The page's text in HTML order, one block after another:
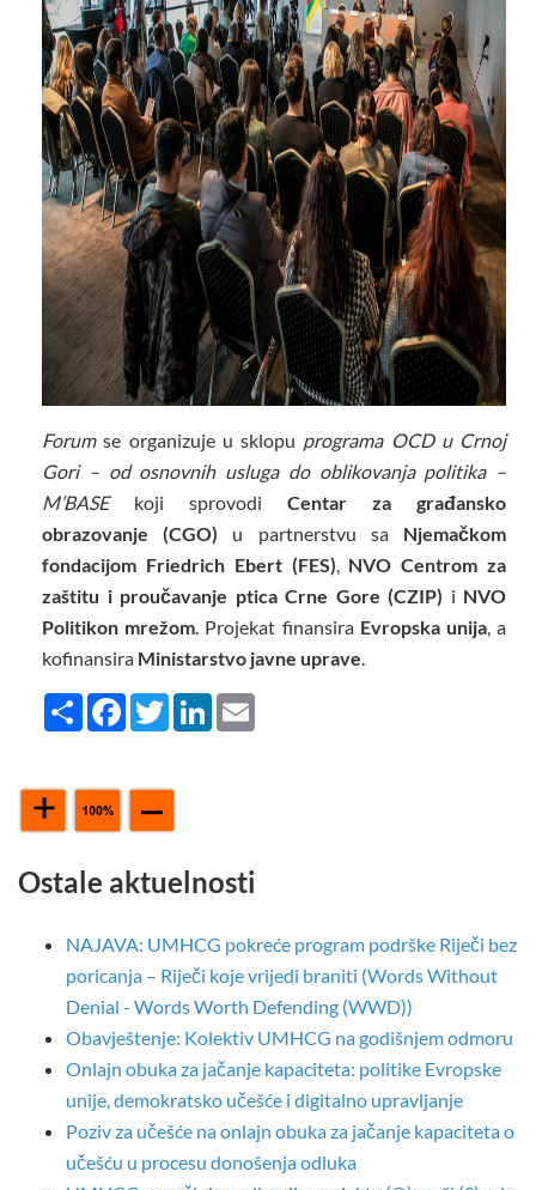
Forumse organizuje u sklopu programa OCD u Crnoj
Gori – od osnovnih usluga do oblikovanja politika –
M’BASEkoji sprovodi Centar za građansko
obrazovanje (CGO) u partnerstvu sa Njemačkom
fondacijom Friedrich Ebert (FES), NVO Centrom za
zaštitu i proučavanje ptica Crne Gore (CZIP) i NVO
Politikon mrežom. Projekat finansira Evropska unija, a
kofinansira Ministarstvo javne uprave.
Share FacebookTwitterLinkedIn
Ostale aktuelnosti
NAJAVA: UMHCG pokreće program podrške Riječi bez
poricanja – Riječi koje vrijedi braniti (Words Without
Denial - Words Worth Defending (WWD))
Obavještenje: Kolektiv UMHCG na godišnjem odmoru
Onlajn obuka za jačanje kapaciteta: politike Evropske
unije, demokratsko učešće i digitalno upravljanje
Poziv za učešće na onlajn obuka za jačanje kapaciteta o
učešću u procesu donošenja odluka